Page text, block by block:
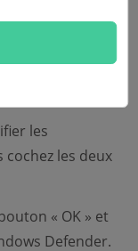
les
cochez les deux
« OK » et
Defender.